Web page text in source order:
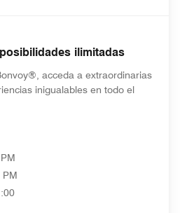
ilimitadas
acceda a extraordinarias
inigualables en todo el
PM